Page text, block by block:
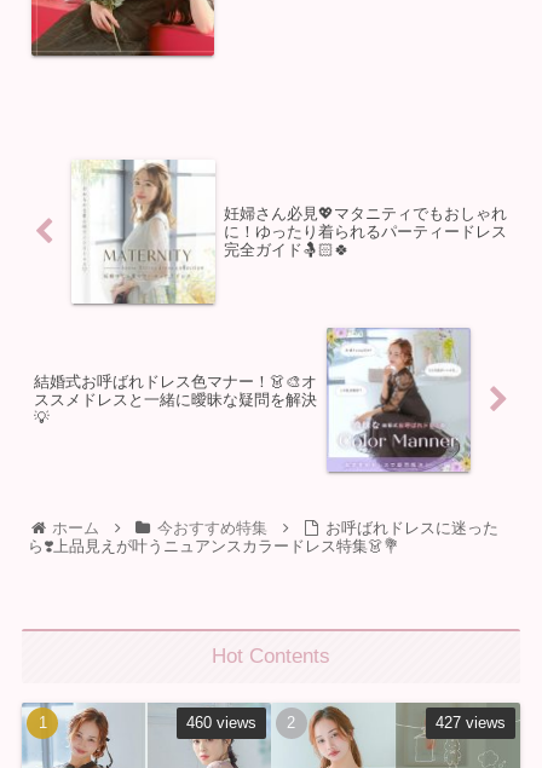
妊婦さん必見💖マタニティでもおしゃれ
に！ゆったり着られるパーティードレス
完全ガイド🤱🏻🍀
結婚式お呼ばれドレス色マナー！👗🎨オ
ススメドレスと一緒に曖昧な疑問を解決
💡
ホーム 今おすすめ特集
お呼ばれドレスに迷った
ら❣️上品見えが叶うニュアンスカラードレス特集👗💐
Hot Contents
460 views 427 views